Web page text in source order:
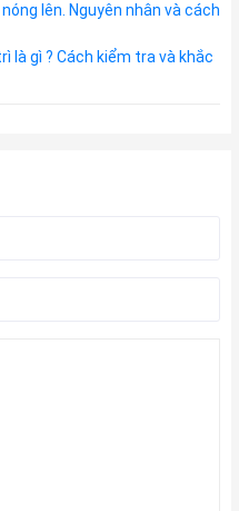
lên. Nguyên nhân và cách
là gì ? Cách kiểm tra và khắc